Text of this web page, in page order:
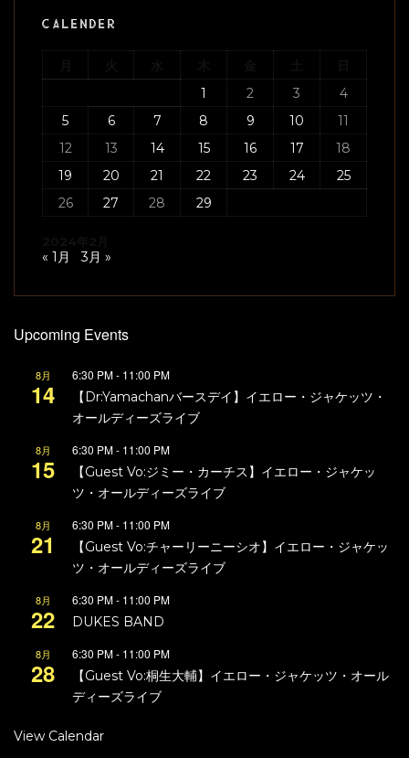
CALENDER
1
2 3
4
5
6 7 8 9 10
11
12
13 14 15 16 17
18
19
20 21 22 23 24
25
26
27 28 29
« 1月 3月 »
Upcoming Events
8月
14
6:30 PM- 11:00 PM
【Dr:Yamachanバースデイ】イエロー・ジャケッツ・
オールディーズライブ
8月
15
6:30 PM- 11:00 PM
【Guest Vo:ジミー・カーチス】イエロー・ジャケッ
ツ・オールディーズライブ
8月
21
6:30 PM- 11:00 PM
【Guest Vo:チャーリーニーシオ】イエロー・ジャケッ
ツ・オールディーズライブ
8月
22
6:30 PM- 11:00 PM
DUKES BAND
8月
28
6:30 PM- 11:00 PM
【Guest Vo:桐生大輔】イエロー・ジャケッツ・オール
ディーズライブ
View Calendar